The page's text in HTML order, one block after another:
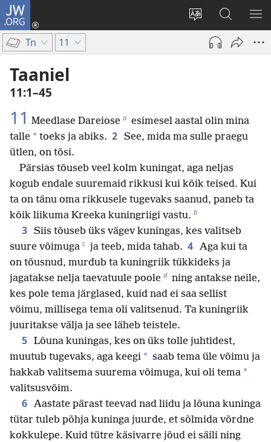
JW.ORG
Muuda
veebisaidi
keelt
Logi
sisse
Otsi
saidilt
JW.ORG
Tn 11
Taaniel
11:1–45
11 Meedlase Dareiose a esimesel aastal olin mina
talle * toeks ja abiks. 2 See, mida ma sulle praegu
ütlen, on tõsi.
Pärsias tõuseb veel kolm kuningat, aga neljas
kogub endale suuremaid rikkusi kui kõik teised. Kui
ta on tänu oma rikkusele tugevaks saanud, paneb ta
kõik liikuma Kreeka kuningriigi vastu. b
3 Siis tõuseb üks vägev kuningas, kes valitseb
suure võimuga c ja teeb, mida tahab. 4 Aga kui ta
on tõusnud, murdub ta kuningriik tükkideks ja
jagatakse nelja taevatuule poole d ning antakse neile,
kes pole tema järglased, kuid nad ei saa sellist
võimu, millisega tema oli valitsenud. Ta kuningriik
juuritakse välja ja see läheb teistele.
5 Lõuna kuningas, kes on üks tolle juhtidest,
muutub tugevaks, aga keegi * saab tema üle võimu ja
hakkab valitsema suurema võimuga, kui oli tema *
valitsusvõim.
6 Aastate pärast teevad nad liidu ja lõuna kuninga
tütar tuleb põhja kuninga juurde, et sõlmida võrdne
kokkulepe. Kuid tütre käsivarre jõud ei säili ning